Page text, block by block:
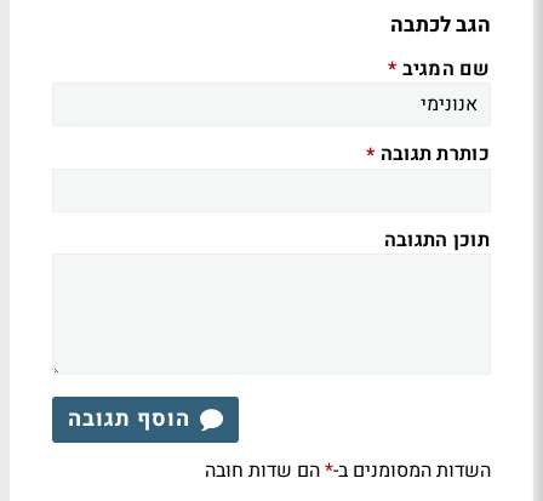
הגב לכתבה
שם המגיב *
כותרת תגובה *
תוכן התגובה
הוסף תגובה
השדות המסומנים ב-*הם שדות חובה